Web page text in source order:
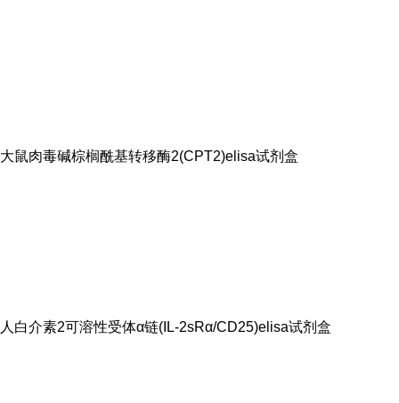
大鼠肉毒碱棕榈酰基转移酶2(CPT2)elisa试剂盒
人白介素2可溶性受体α链(IL-2sRα/CD25)elisa试剂盒